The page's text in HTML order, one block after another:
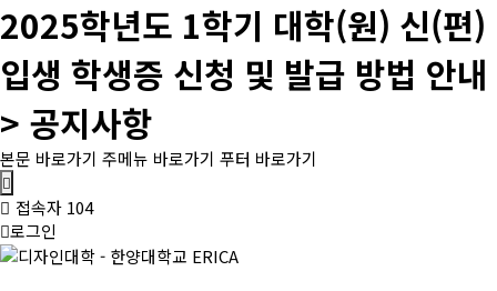
2025학년도 1학기 대학(원) 신(편)
입생 학생증 신청 및 발급 방법 안내
> 공지사항
본문 바로가기 주메뉴 바로가기 푸터 바로가기
메
뉴
버
튼
접속자 104
로그인